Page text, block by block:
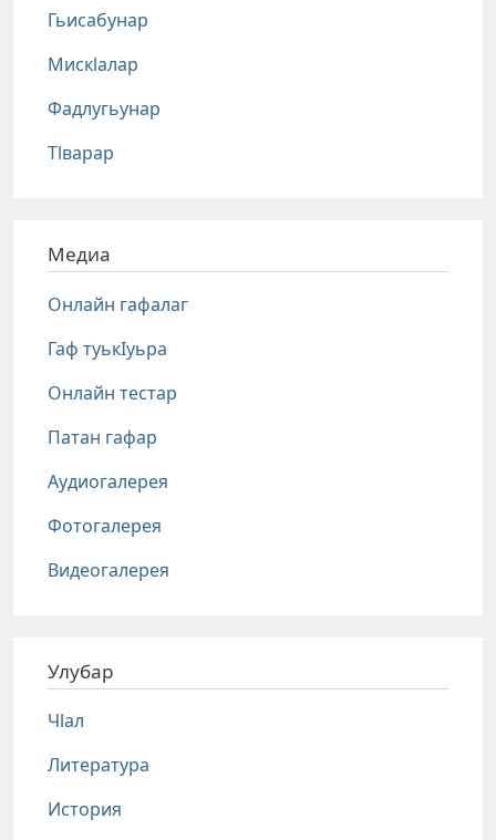
Гьисабунар
Мискlалар
Фадлугьунар
Тlварар
Медиа
Онлайн гафалаг
Гаф туькIуьра
Онлайн тестар
Патан гафар
Аудиогалерея
Фотогалерея
Видеогалерея
Улубар
Чlал
Литература
История